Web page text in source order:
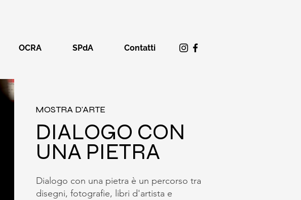
MOSTRA D'ARTE
DIALOGO CON
UNA PIETRA
Dialogo con una pietra è un percorso tra
disegni, fotografie, libri d'artista e
OCRA SPdA Contatti